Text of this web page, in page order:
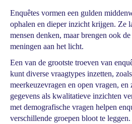
Enquêtes vormen een gulden
ophalen en dieper inzicht krijgen. Ze
mensen denken, maar brengen ook
meningen aan het licht.
Een van de grootste troeven van
kunt diverse vraagtypes inzetten,
meerkeuzevragen en open vragen,
gegevens als kwalitatieve inzichten
met demografische vragen helpen
verschillende groepen bloot te